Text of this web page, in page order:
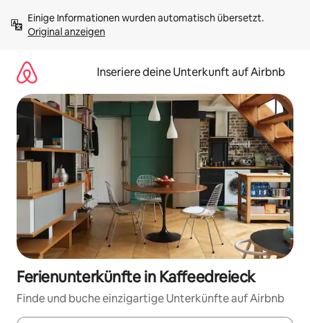
Inhalten
springenOriginal anzeigen
Inseriere deine Unterkunft auf Airbnb
Ferienunterkünfte in Kaffeedreieck
Finde und buche einzigartige Unterkünfte auf Airbnb